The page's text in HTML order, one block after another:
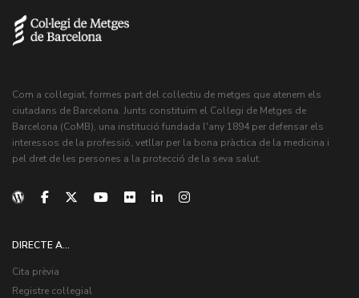
Com a col·legiat, formes part del col·lectiu de metges que atenem els
ciutadans de Barcelona. Junts constituïm el Col·legi de Metges de
Barcelona (CoMB), una institució fundada l'any 1894 per defensar els
interessos de la professió, vetllar per la bona pràctica de la medicina i
pel dret de les persones a la protecció de la seva salut.
DIRECTE A...
Cita prèvia
Registre col·legial